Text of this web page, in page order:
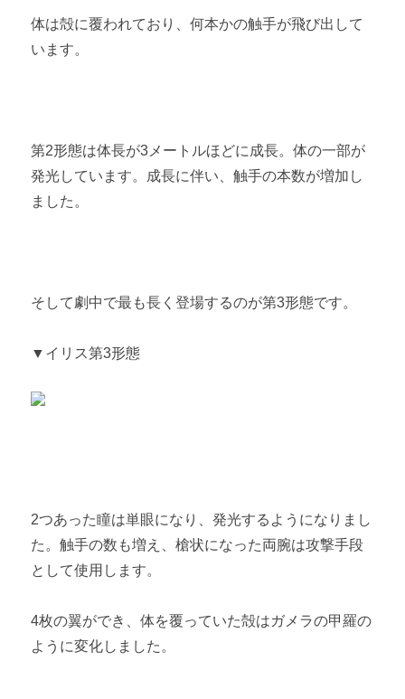
体は殻に覆われており、何本かの触手が飛び出して
います。
第2形態は体長が3メートルほどに成長。体の一部が
発光しています。成長に伴い、触手の本数が増加し
ました。
そして劇中で最も長く登場するのが第3形態です。
▼イリス第3形態
2つあった瞳は単眼になり、発光するようになりまし
た。触手の数も増え、槍状になった両腕は攻撃手段
として使用します。
4枚の翼ができ、体を覆っていた殻はガメラの甲羅の
ように変化しました。